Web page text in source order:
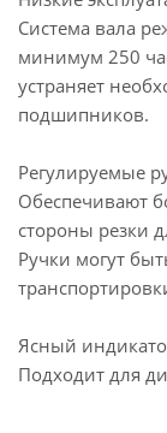
Система вала
минимум 250
устраняет
подшипников.
Регулируемые
Обеспечивают
стороны резки
Ручки могут
Ясный
Подходит для